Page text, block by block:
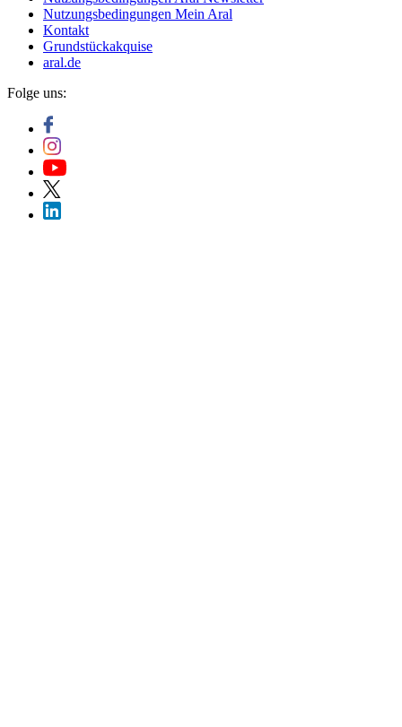
Nutzungsbedingungen Mein Aral
Kontakt
Grundstückakquise
aral.de
Folge uns: